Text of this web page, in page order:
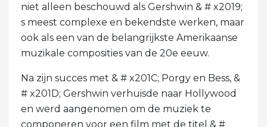
niet alleen beschouwd als Gershwin & # x2019;
s meest complexe en bekendste werken, maar
ook als een van de belangrijkste Amerikaanse
muzikale composities van de 20e eeuw.
Na zijn succes met & # x201C; Porgy en Bess, &
# x201D; Gershwin verhuisde naar Hollywood
en werd aangenomen om de muziek te
componeren voor een film met de titel & #